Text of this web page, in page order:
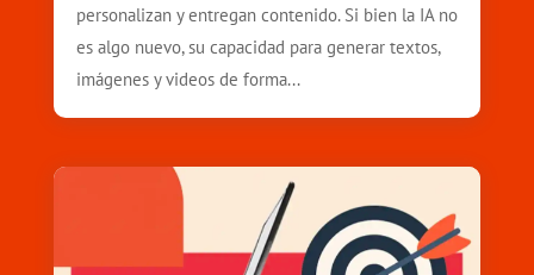
personalizan y entregan contenido. Si bien la IA no
es algo nuevo, su capacidad para generar textos,
imágenes y videos de forma...